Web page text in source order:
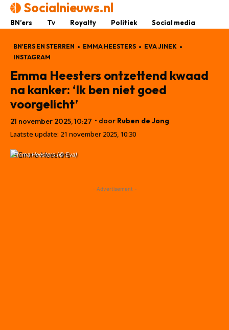
Socialnieuws.nl
BN’ers Tv Royalty Politiek Social media
BN'ERS EN STERREN EMMA HEESTERS
EVA JINEK
INSTAGRAM
Emma Heesters ontzettend kwaad
na kanker: ‘Ik ben niet goed
voorgelicht’
21 november 2025, 10:27 • door Ruben de Jong
Laatste update: 21 november 2025, 10:30
Emma Heesters (© Eva)
- Advertisement -